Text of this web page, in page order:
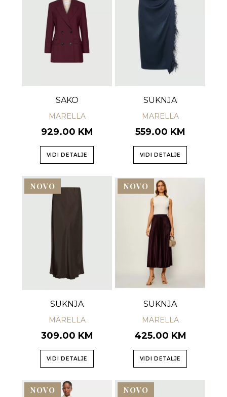
SAKO
MARELLA
929.00 KM
VIDI DETALJE
SUKNJA
MARELLA
559.00 KM
VIDI DETALJE
NOVO
SUKNJA
MARELLA
309.00 KM
VIDI DETALJE
NOVO
SUKNJA
MARELLA
425.00 KM
VIDI DETALJE
NOVO NOVO